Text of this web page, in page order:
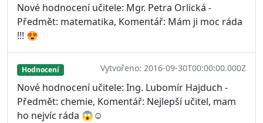
Nové hodnocení učitele: Mgr. Petra Orlická -
Předmět: matematika, Komentář: Mám ji moc ráda
!!! 😍
Hodnocení Vytvořeno: 2016-09-30T00:00:00.000Z
Nové hodnocení učitele: Ing. Lubomír Hajduch -
Předmět: chemie, Komentář: Nejlepší učitel, mam
ho nejvíc ráda 😱☺